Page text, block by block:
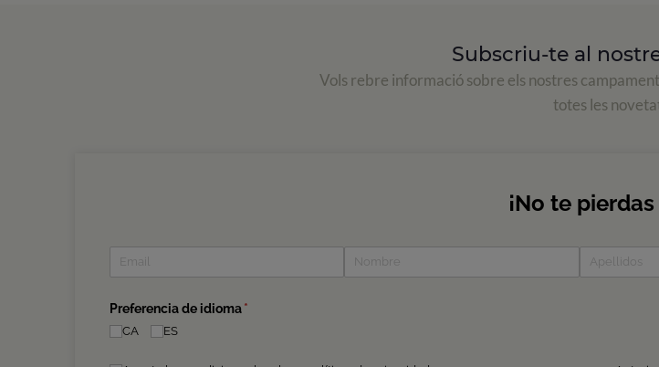
Subscriu-te al
Vols rebre informació sobre els nostres
totes les